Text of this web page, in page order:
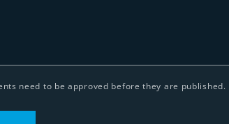
need to be approved before they are published.